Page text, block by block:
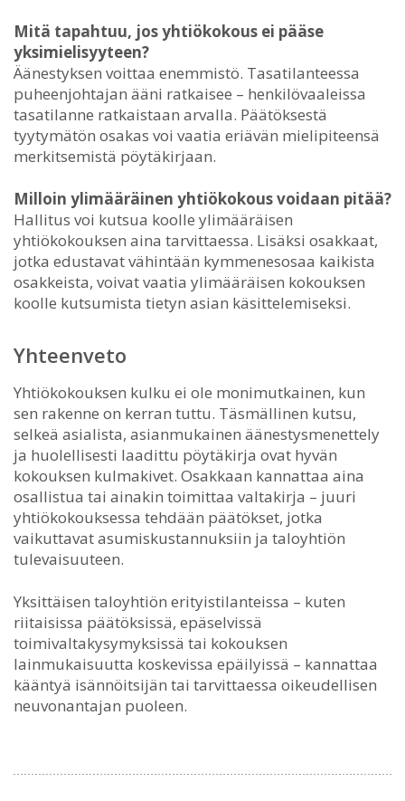
Mitä tapahtuu, jos yhtiökokous ei pääse
yksimielisyyteen?
Äänestyksen voittaa enemmistö. Tasatilanteessa
puheenjohtajan ääni ratkaisee – henkilövaaleissa
tasatilanne ratkaistaan arvalla. Päätöksestä
tyytymätön osakas voi vaatia eriävän mielipiteensä
merkitsemistä pöytäkirjaan.
Milloin ylimääräinen yhtiökokous voidaan pitää?
Hallitus voi kutsua koolle ylimääräisen
yhtiökokouksen aina tarvittaessa. Lisäksi osakkaat,
jotka edustavat vähintään kymmenesosaa kaikista
osakkeista, voivat vaatia ylimääräisen kokouksen
koolle kutsumista tietyn asian käsittelemiseksi.
Yhteenveto
Yhtiökokouksen kulku ei ole monimutkainen, kun
sen rakenne on kerran tuttu. Täsmällinen kutsu,
selkeä asialista, asianmukainen äänestysmenettely
ja huolellisesti laadittu pöytäkirja ovat hyvän
kokouksen kulmakivet. Osakkaan kannattaa aina
osallistua tai ainakin toimittaa valtakirja – juuri
yhtiökokouksessa tehdään päätökset, jotka
vaikuttavat asumiskustannuksiin ja taloyhtiön
tulevaisuuteen.
Yksittäisen taloyhtiön erityistilanteissa – kuten
riitaisissa päätöksissä, epäselvissä
toimivaltakysymyksissä tai kokouksen
lainmukaisuutta koskevissa epäilyissä – kannattaa
kääntyä isännöitsijän tai tarvittaessa oikeudellisen
neuvonantajan puoleen.